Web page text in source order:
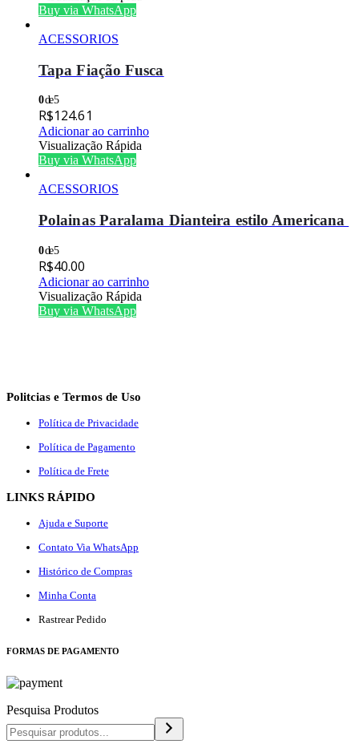
Buy via WhatsApp
ACESSORIOS
Tapa Fiação Fusca
0de 5
R$124.61
Adicionar ao carrinho
Visualização Rápida
Buy via WhatsApp
ACESSORIOS
Polainas Paralama Dianteira estilo Americana
0de 5
R$40.00
Adicionar ao carrinho
Visualização Rápida
Buy via WhatsApp
Politcias e Termos de Uso
Política de Privacidade
Política de Pagamento
Política de Frete
LINKS RÁPIDO
Ajuda e Suporte
Contato Via WhatsApp
Histórico de Compras
Minha Conta
Rastrear Pedido
FORMAS DE PAGAMENTO
Pesquisa Produtos